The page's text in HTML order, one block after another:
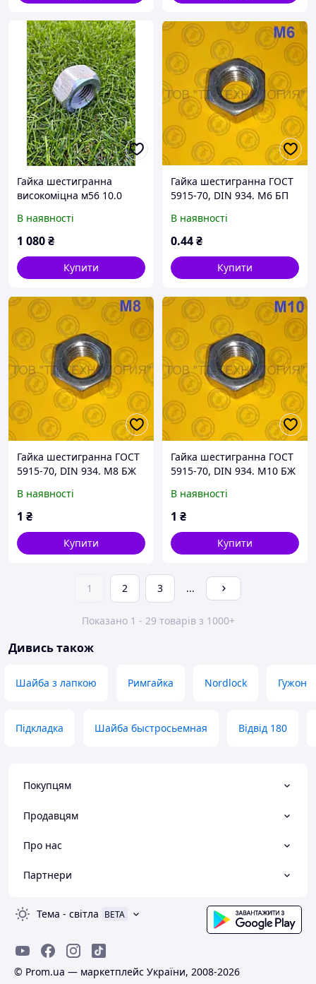
Гайка шестигранна
високоміцна м56 10.0
В наявності
1 080₴
Купити
Гайка шестигранна ГОСТ
5915-70, DIN 934. М6 БП
В наявності
0.44₴
Купити
Гайка шестигранна ГОСТ
5915-70, DIN 934. М8 БЖ
В наявності
1 ₴
Купити
Гайка шестигранна ГОСТ
5915-70, DIN 934. М10 БЖ
В наявності
1 ₴
Купити
1 2 3 ...
Показано 1 - 29 товарів з 1000+
Дивись також
Шайба з лапкою Римгайка Nordlock Гужон
Підкладка Шайба быстросьемная Відвід 180
Покупцям
Продавцям
Про нас
Партнери
Тема - світла BETA
© Prom.ua — маркетплейс України, 2008-2026